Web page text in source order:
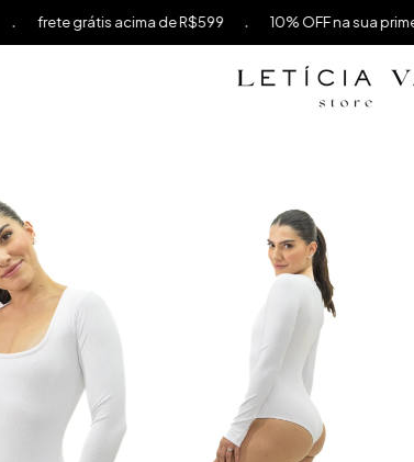
frete grátis acima de R$599 . 10% OFF na sua primeira